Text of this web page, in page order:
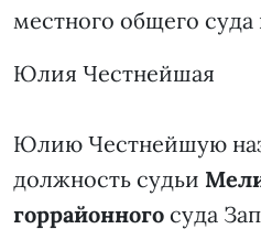
местного общего суда
Юлия Честнейшая
Юлию Честнейшую
должность судьи
горрайонного суда